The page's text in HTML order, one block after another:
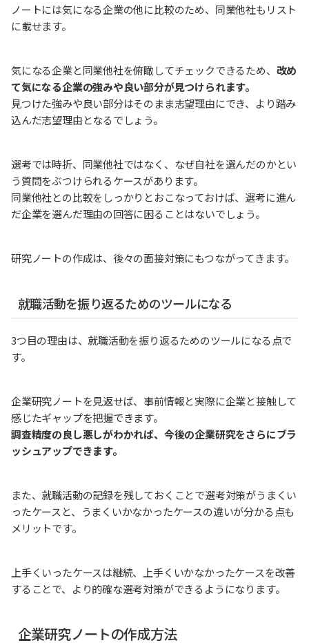
ノートには気になる企業の他に比較のため、同業他社もリスト
に載せます。
気になる企業と同業他社を俯瞰してチェックできるため、 改め
て気になる企業の強みや良い部分が見つけられます。
見つけた強みや良い部分はそのまま志望理由にでき、より踏み
込んだ志望理由となるでしょう。
選考では時折、同業他社ではなく、なぜ自社を選んだのかとい
う質問をぶつけられるケースがあります。
同業他社との比較をしっかりとおこなっておけば、選考に進ん
だ企業を選んだ理由の回答に困ることはないでしょう。
研究ノートの作成は、後々の面接対策にもつながってきます。
就職活動を振り返るためのツールになる
3つ目の理由は、就職活動を振り返るためのツールになる点で
す。
企業研究ノートを見返せば、事前情報と実際に企業と接触して
感じたギャップを把握できます。
調査精度の良し悪しがわかれば、今後の企業研究をさらにブラ
ッシュアップできます。
また、就職活動の記録を残しておくことで選考対策がうまくい
ったケースと、うまくいかなかったケースの違いが分かる点も
メリットです。
上手くいったケースは継続、上手くいかなかったケースを改善
することで、より的確な選考対策ができるようになります。
企業研究ノートの作成方法